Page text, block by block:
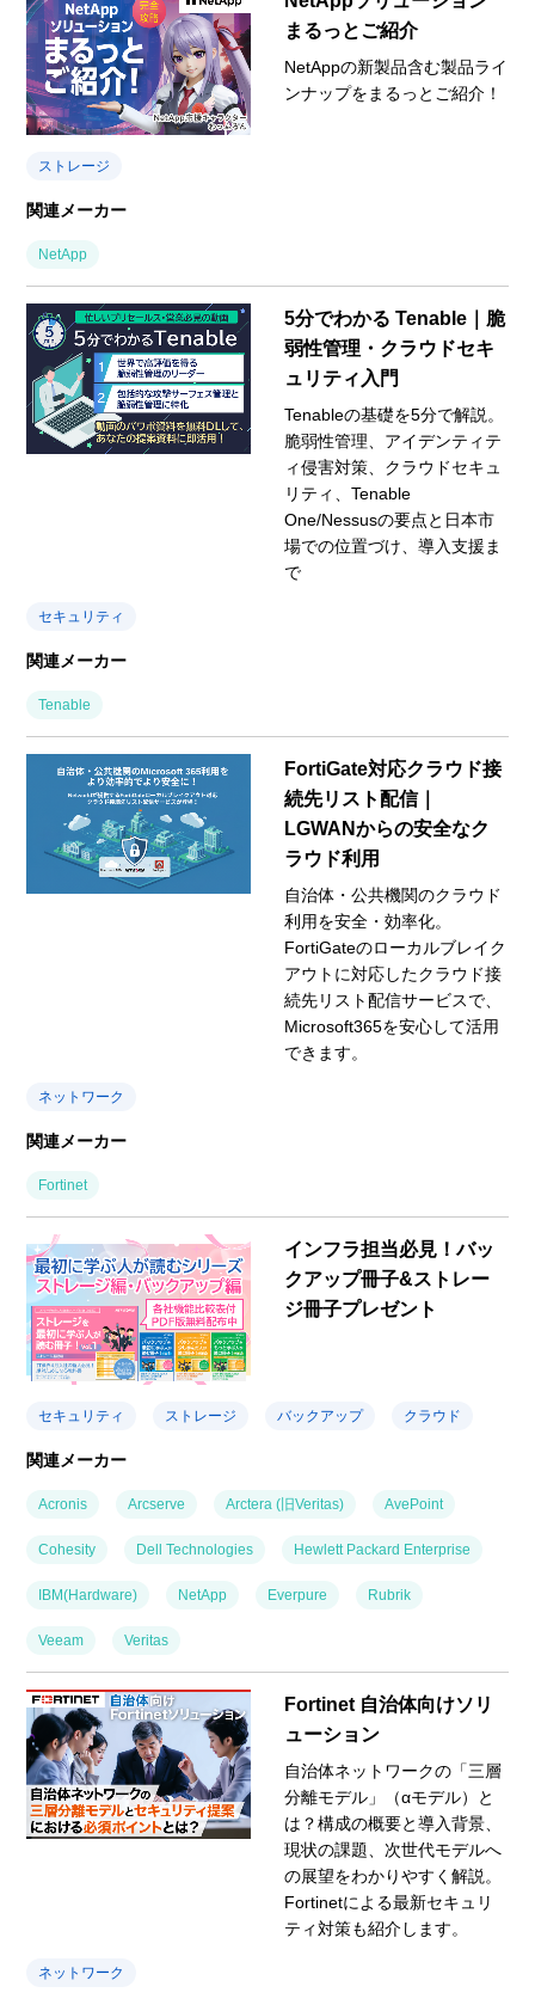
まるっとご紹介
NetAppの新製品含む製品ライ
ンナップをまるっとご紹介！
ストレージ
関連メーカー
NetApp
5分でわかる Tenable｜脆
弱性管理・クラウドセキ
ュリティ入門
Tenableの基礎を5分で解説。
脆弱性管理、アイデンティテ
ィ侵害対策、クラウドセキュ
リティ、Tenable
One/Nessusの要点と日本市
場での位置づけ、導入支援ま
で
セキュリティ
関連メーカー
Tenable
FortiGate対応クラウド接
続先リスト配信｜
LGWANからの安全なク
ラウド利用
自治体・公共機関のクラウド
利用を安全・効率化。
FortiGateのローカルブレイク
アウトに対応したクラウド接
続先リスト配信サービスで、
Microsoft365を安心して活用
できます。
ネットワーク
関連メーカー
Fortinet
インフラ担当必見！バッ
クアップ冊子&ストレー
ジ冊子プレゼント
セキュリティ ストレージ バックアップ クラウド
関連メーカー
Acronis Arcserve Arctera (旧Veritas) AvePoint
Cohesity Dell Technologies Hewlett Packard Enterprise
IBM(Hardware) NetApp Everpure Rubrik
Veeam Veritas
Fortinet 自治体向けソリ
ューション
自治体ネットワークの「三層
分離モデル」（αモデル）と
は？構成の概要と導入背景、
現状の課題、次世代モデルへ
の展望をわかりやすく解説。
Fortinetによる最新セキュリ
ティ対策も紹介します。
ネットワーク